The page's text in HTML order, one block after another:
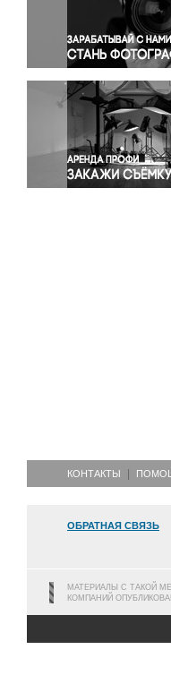
Правосудие
Происшествия
Религия
Светская жизнь
Спорт
Экология
Экономика и
КОНТАКТЫ
ОБРАТНАЯ СВЯЗЬ
МАТЕРИАЛЫ С ТАКОЙ
КОМПАНИЙ